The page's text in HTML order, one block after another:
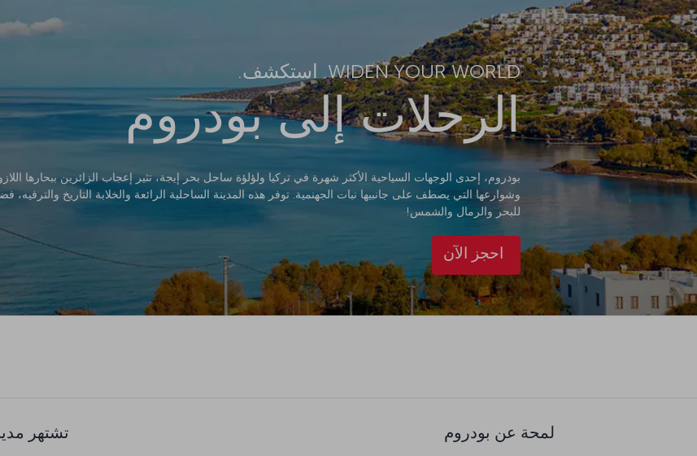
WIDEN YOUR WORLD. استكشف.
الرحلات إلى بودروم
بودروم، إحدى الوجهات السياحية الأكثر شهرة في تركيا ولؤلؤة ساحل بحر إيجة، تثير إعجاب الزائرين ببحارها
وشوارعها التي يصطف على جانبيها نبات الجهنمية. توفر هذه المدينة الساحلية الرائعة والخلابة التاريخ والترفيه،
للبحر والرمال والشمس!
احجز الآن
لمحة عن بودروم تشتهر